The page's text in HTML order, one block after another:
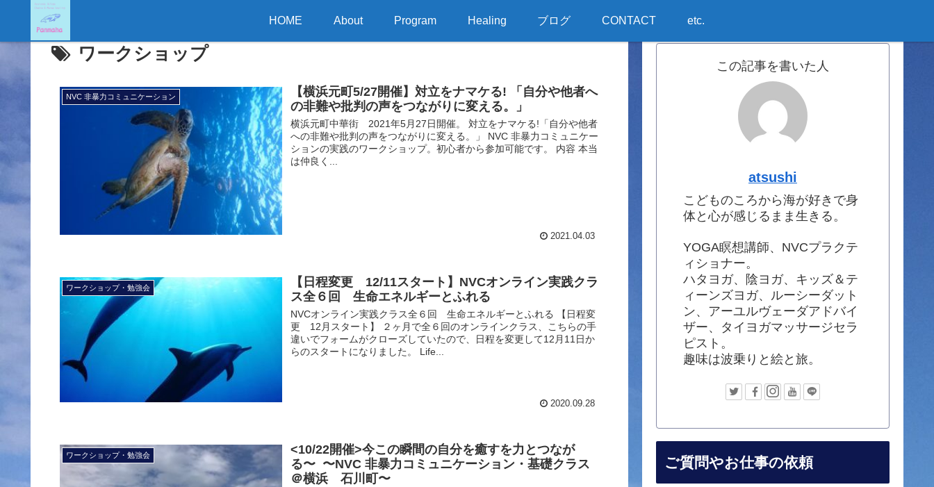
HOME About Program Healing ブログ CONTACT etc.
ワークショップ
NVC 非暴力コミュニケーション
【横浜元町5/27開催】対立をナマケる! 「自分や他者へ
の非難や批判の声をつながりに変える。」
横浜元町中華街 2021年5月27日開催。 対立をナマケる!「自分や他者
への非難や批判の声をつながりに変える。」 NVC 非暴力コミュニケー
ションの実践のワークショップ。初心者から参加可能です。 内容 本当
は仲良く...
2021.04.03
ワークショップ・勉強会
【日程変更 12/11スタート】NVCオンライン実践クラ
ス全６回 生命エネルギーとふれる
NVCオンライン実践クラス全６回 生命エネルギーとふれる 【日程変
更 12月スタート】 ２ヶ月で全６回のオンラインクラス、こちらの手
違いでフォームがクローズしていたので、日程を変更して12月11日か
らのスタートになりました。 Life...
2020.09.28
ワークショップ・勉強会
<10/22開催>今この瞬間の自分を癒すを力とつなが
る〜 〜NVC 非暴力コミュニケーション・基礎クラス
＠横浜 石川町〜
この記事を書いた人
atsushi
こどものころから海が好きで身
体と心が感じるまま生きる。
YOGA瞑想講師、NVCプラクテ
ィショナー。
ハタヨガ、陰ヨガ、キッズ＆テ
ィーンズヨガ、ルーシーダット
ン、アーユルヴェーダアドバイ
ザー、タイヨガマッサージセラ
ピスト。
趣味は波乗りと絵と旅。
ご質問やお仕事の依頼